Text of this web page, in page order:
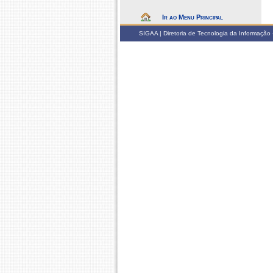
Ir ao Menu Principal
SIGAA | Diretoria de Tecnologia da